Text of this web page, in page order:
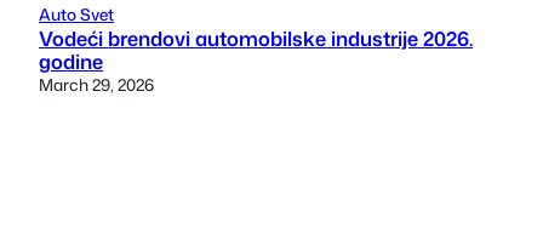
Auto Svet
Vodeći brendovi automobilske industrije 2026.
godine
March 29, 2026